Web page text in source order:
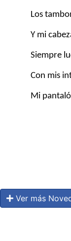
Los
Y mi
Siempre
Con mis
Mi
Ver más